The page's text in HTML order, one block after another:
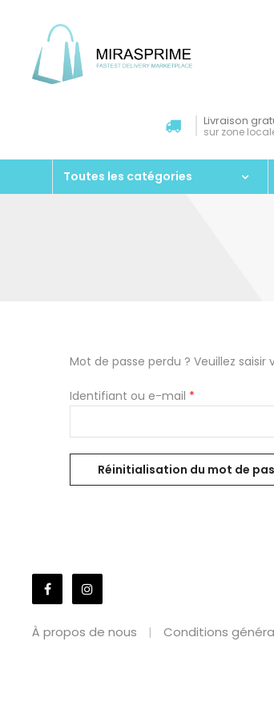
Livraison
sur zone
Toutes les catégories
Mot de passe perdu ? Veuillez
Identifiant ou e-mail *
Réinitialisation du mot de
À propos de nous Conditions